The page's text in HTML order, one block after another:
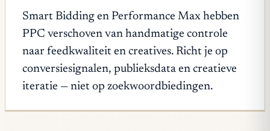
Smart Bidding en Performance Max hebben
PPC verschoven van handmatige controle
naar feedkwaliteit en creatives. Richt je op
conversiesignalen, publieksdata en creatieve
iteratie — niet op zoekwoordbiedingen.